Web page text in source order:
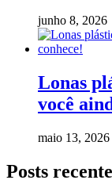
junho 8, 2026
Lonas
você
maio 13, 2026
Posts